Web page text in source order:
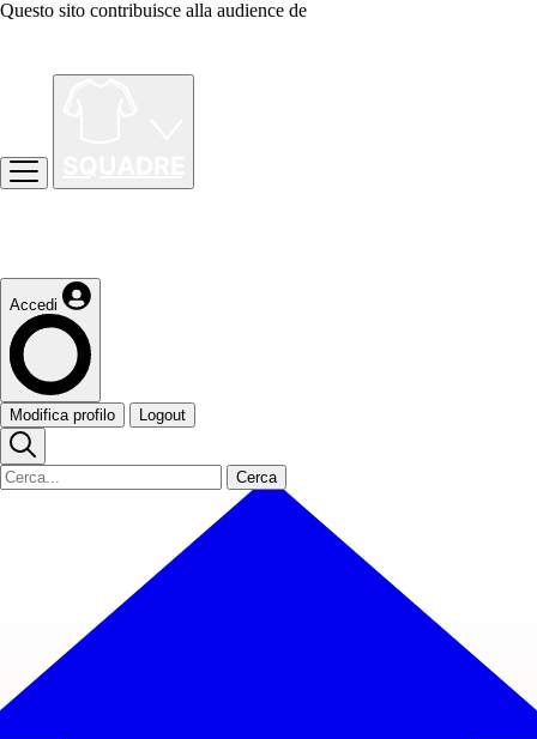
Questo sito contribuisce alla audience de
Accedi
Modifica profilo Logout
Cerca